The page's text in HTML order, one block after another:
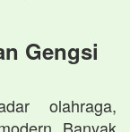
Gengsi
olahraga,